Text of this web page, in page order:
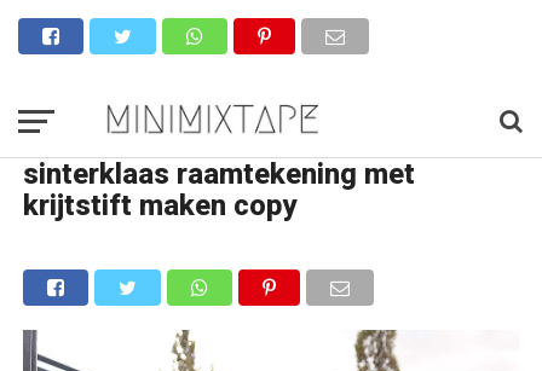
sinterklaas raamtekening met
krijtstift maken copy